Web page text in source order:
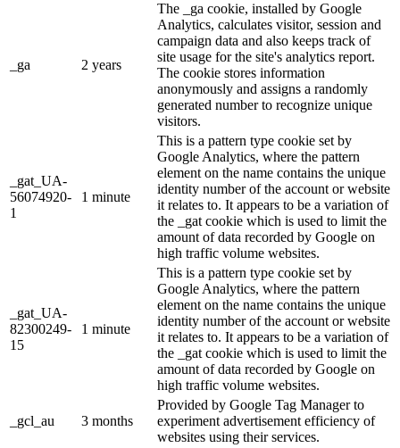
_ga 2 years
The _ga cookie, installed by Google
Analytics, calculates visitor, session and
campaign data and also keeps track of
site usage for the site's analytics report.
The cookie stores information
anonymously and assigns a randomly
generated number to recognize unique
visitors.
_gat_UA-
56074920-
1
1 minute
This is a pattern type cookie set by
Google Analytics, where the pattern
element on the name contains the unique
identity number of the account or website
it relates to. It appears to be a variation of
the _gat cookie which is used to limit the
amount of data recorded by Google on
high traffic volume websites.
_gat_UA-
82300249-
15
1 minute
This is a pattern type cookie set by
Google Analytics, where the pattern
element on the name contains the unique
identity number of the account or website
it relates to. It appears to be a variation of
the _gat cookie which is used to limit the
amount of data recorded by Google on
high traffic volume websites.
_gcl_au 3 months
Provided by Google Tag Manager to
experiment advertisement efficiency of
websites using their services.